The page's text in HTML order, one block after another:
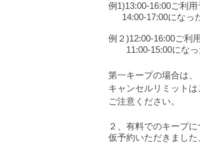
例1)13:00-16:00ご利用
14:00-17:00になっ
例２)12:00-16:00ご利
11:00-15:00になっ
第一キープの場合は、
キャンセルリミット
ご注意ください。
２、有料でのキープに
仮予約いただきました